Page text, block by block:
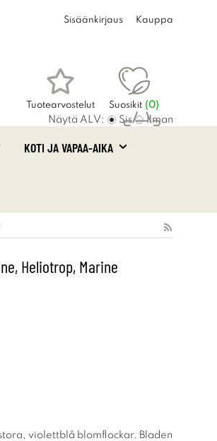
Sisäänkirjaus Kauppa
Tuotearvostelut Suosikit (0)
Ostoskori
Näytä ALV: Sis Ilman
KOTI JA VAPAA-AIKA
Heliotrop, Marine
violettblå blomflockar. Bladen